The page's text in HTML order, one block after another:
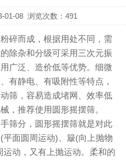
01-08 浏览次数：491
碎而成，根据用处不同，需
除杂和分级可采用三次元振
广泛、造价低等优势。细微
有静电、有吸附性等特点，
筛 ，容易造成堵网、效率低
，推荐使用圆形摇摆筛。
筛分，圆形摇摆筛就是对此
面圆周运动)、簸(向上抛物
动，又有上抛运动。柔和的